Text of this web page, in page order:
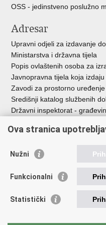
OSS - jedinstveno poslužno
Adresar
Upravni odjeli za izdavanje
Ministarstva i državna tijela
Popis ovlaštenih osoba za
Javnopravna tijela koja
Zavodi za prostorno
Središnji katalog službenih
Državni inspektorat -
Vlada Republike Hrvatske
Agencija za pravni promet i
Fond za zaštitu okoliša i
Ova stranica
Nužni
Funkcionalni
Statistički